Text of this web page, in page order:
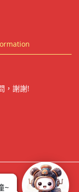
，謝謝!
~